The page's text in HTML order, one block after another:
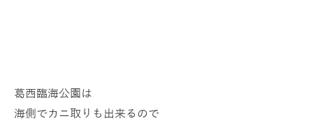
葛西臨海公園は
海側でカニ取りも出来るので